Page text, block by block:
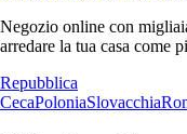
Negozio online con
arredare la tua casa come
Repubblica
CecaPoloniaSlovacchia